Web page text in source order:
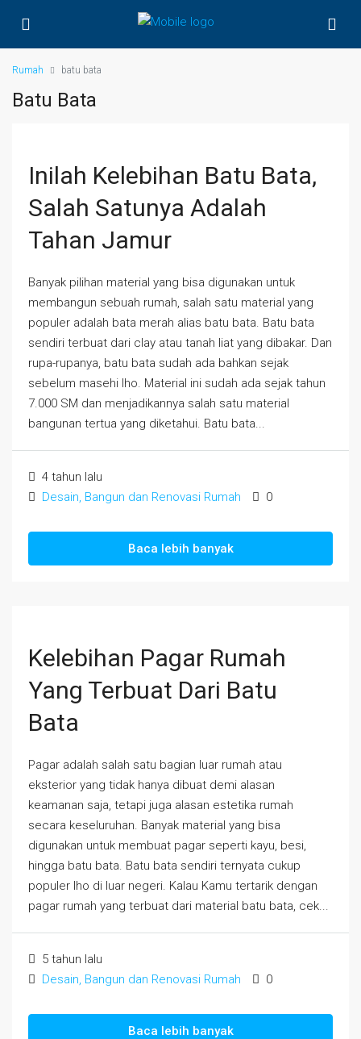
Rumah batu bata
Batu Bata
Inilah Kelebihan Batu Bata,
Salah Satunya Adalah
Tahan Jamur
Banyak pilihan material yang bisa digunakan untuk
membangun sebuah rumah, salah satu material yang
populer adalah bata merah alias batu bata. Batu bata
sendiri terbuat dari clay atau tanah liat yang dibakar. Dan
rupa-rupanya, batu bata sudah ada bahkan sejak
sebelum masehi lho. Material ini sudah ada sejak tahun
7.000 SM dan menjadikannya salah satu material
bangunan tertua yang diketahui. Batu bata...
4 tahun lalu
Desain, Bangun dan Renovasi Rumah
0
Baca lebih banyak
Kelebihan Pagar Rumah
Yang Terbuat Dari Batu
Bata
Pagar adalah salah satu bagian luar rumah atau
eksterior yang tidak hanya dibuat demi alasan
keamanan saja, tetapi juga alasan estetika rumah
secara keseluruhan. Banyak material yang bisa
digunakan untuk membuat pagar seperti kayu, besi,
hingga batu bata. Batu bata sendiri ternyata cukup
populer lho di luar negeri. Kalau Kamu tertarik dengan
pagar rumah yang terbuat dari material batu bata, cek...
5 tahun lalu
Desain, Bangun dan Renovasi Rumah
0
Baca lebih banyak